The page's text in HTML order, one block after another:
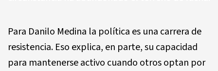
Para Danilo Medina la política es una carrera de
resistencia. Eso explica, en parte, su capacidad
para mantenerse activo cuando otros optan por